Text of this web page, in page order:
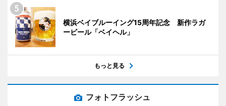
横浜ベイブルーイング15周年記念 新作ラガ
ービール「ベイヘル」
もっと見る
フォトフラッシュ